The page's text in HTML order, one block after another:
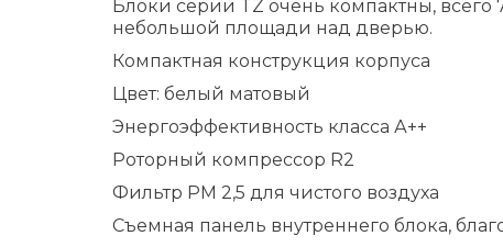
Блоки серии TZ очень компактны,
небольшой площади над дверью.
Компактная конструкция корпуса
Цвет: белый матовый
Энергоэффективность класса А++
Роторный компрессор R2
Фильтр PM 2,5 для чистого воздуха
Съемная панель внутреннего блока,